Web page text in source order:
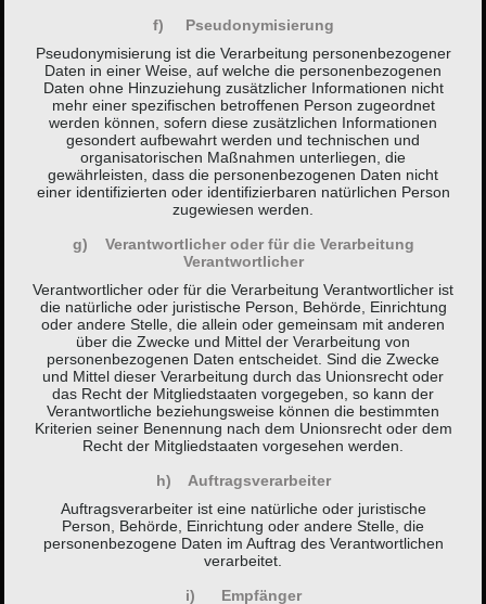
f) Pseudonymisierung
Pseudonymisierung ist die Verarbeitung personenbezogener
Daten in einer Weise, auf welche die personenbezogenen
Daten ohne Hinzuziehung zusätzlicher Informationen nicht
mehr einer spezifischen betroffenen Person zugeordnet
werden können, sofern diese zusätzlichen Informationen
gesondert aufbewahrt werden und technischen und
organisatorischen Maßnahmen unterliegen, die
gewährleisten, dass die personenbezogenen Daten nicht
einer identifizierten oder identifizierbaren natürlichen Person
zugewiesen werden.
g) Verantwortlicher oder für die Verarbeitung
Verantwortlicher
Verantwortlicher oder für die Verarbeitung Verantwortlicher ist
die natürliche oder juristische Person, Behörde, Einrichtung
oder andere Stelle, die allein oder gemeinsam mit anderen
über die Zwecke und Mittel der Verarbeitung von
personenbezogenen Daten entscheidet. Sind die Zwecke
und Mittel dieser Verarbeitung durch das Unionsrecht oder
das Recht der Mitgliedstaaten vorgegeben, so kann der
Verantwortliche beziehungsweise können die bestimmten
Kriterien seiner Benennung nach dem Unionsrecht oder dem
Recht der Mitgliedstaaten vorgesehen werden.
h) Auftragsverarbeiter
Auftragsverarbeiter ist eine natürliche oder juristische
Person, Behörde, Einrichtung oder andere Stelle, die
personenbezogene Daten im Auftrag des Verantwortlichen
verarbeitet.
i) Empfänger